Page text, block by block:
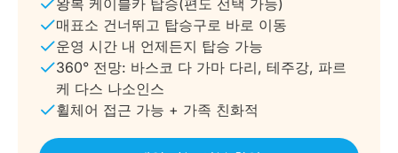
매표소 건너뛰고 탑승구로 바로 이동
운영 시간 내 언제든지 탑승 가능
360° 전망: 바스코 다 가마 다리, 테주강, 파르
케 다스 나소인스
휠체어 접근 가능 + 가족 친화적